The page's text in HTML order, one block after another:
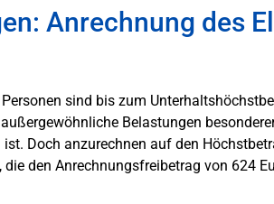
Anrechnung des
sind bis zum
Belastungen
Doch anzurechnen auf den
den Anrechnungsfreibetrag von 624